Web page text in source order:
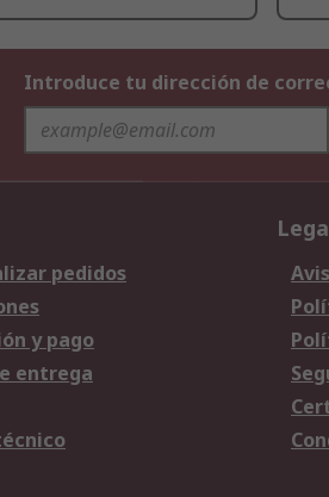
Introduce tu dirección de
pedidos
y pago
entrega